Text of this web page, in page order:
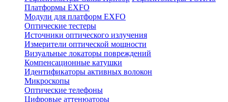
Платформы EXFO
Модули для платформ EXFO
Оптические тестеры
Источники оптического излучения
Измерители оптической мощности
Визуальные локаторы повреждений
Компенсационные катушки
Идентификаторы активных волокон
Микроскопы
Оптические телефоны
Цифровые аттенюаторы